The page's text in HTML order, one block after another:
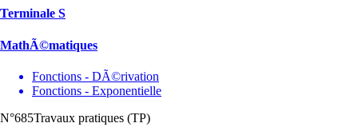
Terminale S
MathÃ©matiques
Fonctions - DÃ©rivation
Fonctions - Exponentielle
N°685Travaux pratiques (TP)